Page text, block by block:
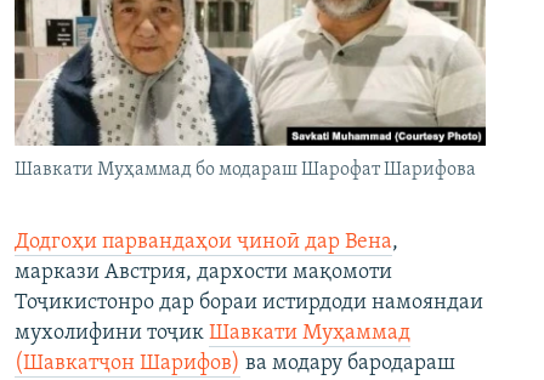
Шавкати Муҳаммад бо модараш Шарофат Шарифова
Додгоҳи парвандаҳои ҷиноӣ дар Вена,
маркази Австрия, дархости мақомоти
Тоҷикистонро дар бораи истирдоди намояндаи
мухолифини тоҷик Шавкати Муҳаммад
(Шавкатҷон Шарифов) ва модару бародараш